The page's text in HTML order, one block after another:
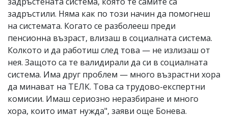
задръстили. Няма как по този начин да помогнеш
на системата. Когато се разболееш преди
пенсионна възраст, влизаш в социалната система.
Колкото и да работиш след това — не излизаш от
нея. Защото са те валидирали да си в социалната
система. Има друг проблем — много възрастни хора
да минават на ТЕЛК. Това са трудово-експертни
комисии. Имаш сериозно неразбиране и много
хора, които имат нужда", заяви още Бонева.